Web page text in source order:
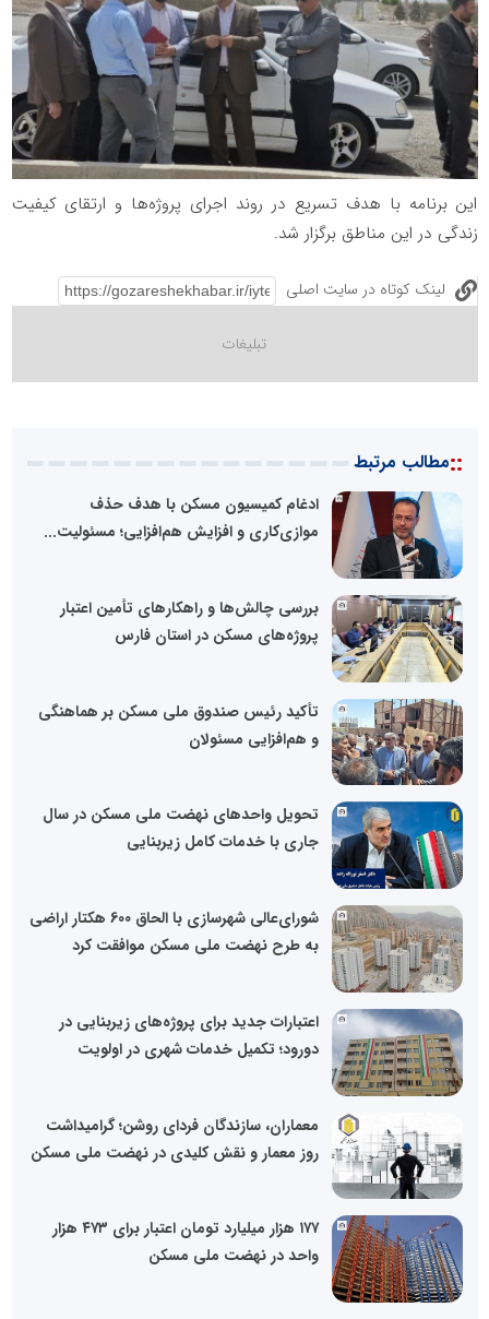
این برنامه با هدف تسریع در روند اجرای پروژه‌ها و ارتقای کیفیت
زندگی در این مناطق برگزار شد.
لینک کوتاه در سایت اصلی
::مطالب مرتبط
ادغام کمیسیون مسکن با هدف حذف
موازی‌کاری و افزایش هم‌افزایی؛ مسئولیت...
بررسی چالش‌ها و راهکارهای تأمین اعتبار
پروژه‌های مسکن در استان فارس
تأکید رئیس صندوق ملی مسکن بر هماهنگی
و هم‌افزایی مسئولان
تحویل واحدهای نهضت ملی مسکن در سال
جاری با خدمات کامل زیربنایی
شورای‌عالی شهرسازی با الحاق 600 هکتار اراضی
به طرح نهضت ملی مسکن موافقت کرد
اعتبارات جدید برای پروژه‌های زیربنایی در
دورود؛ تکمیل خدمات شهری در اولویت
معماران، سازندگان فردای روشن؛ گرامیداشت
روز معمار و نقش کلیدی در نهضت ملی مسکن
۱۷۷ هزار میلیارد تومان اعتبار برای ۴۷۳ هزار
واحد در نهضت ملی مسکن